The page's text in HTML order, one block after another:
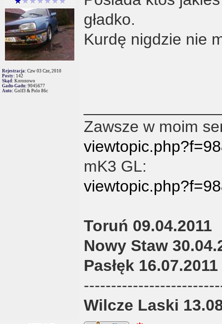
Rejestracja: Czw 03 Cze, 2010
Posty: 142
Skąd: Koronowo
Gadu-Gadu: 9045677
Auto: Golf3 & Polo 86c
gładko.
Kurdę nigdzie nie
Zawsze w moim
mK3 GL:
Toruń 09.04.2011
Nowy Staw
Pasłęk 16.07.2011
Wilcze Laski